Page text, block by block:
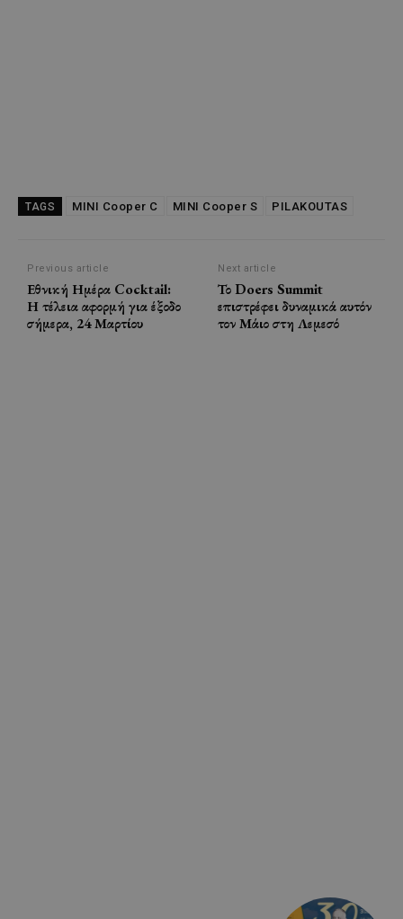
TAGS MINI Cooper C MINI Cooper S PILAKOUTAS
Previous article
Εθνική Ημέρα Cocktail:
Η τέλεια αφορμή για έξοδο
σήμερα, 24 Μαρτίου
Next article
Το Doers Summit
επιστρέφει δυναμικά αυτόν
τον Μάιο στη Λεμεσό